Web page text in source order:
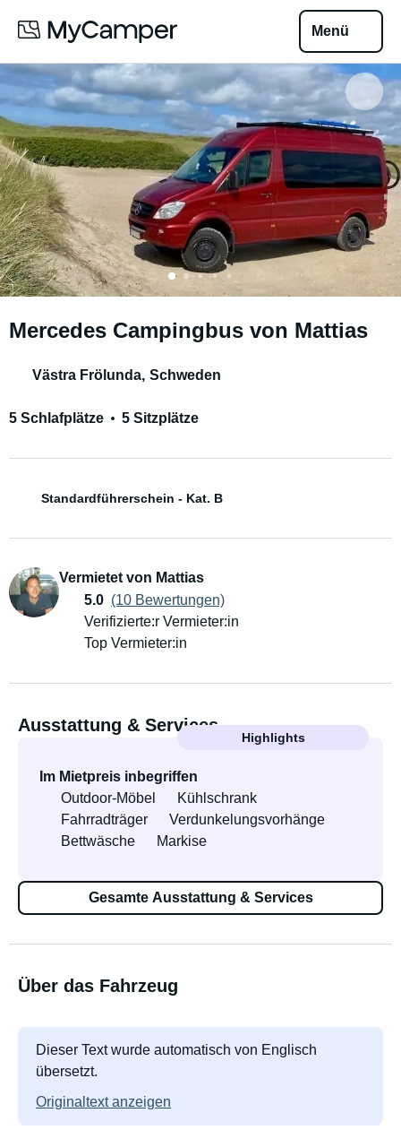
Menü
Mercedes Campingbus von Mattias
Västra Frölunda, Schweden
5 Schlafplätze 5 Sitzplätze
Standardführerschein - Kat. B
Vermietet von Mattias
5.0 (10 Bewertungen)
Verifizierte:r Vermieter:in
Top Vermieter:in
Ausstattung & Services
Highlights
Im Mietpreis inbegriffen
Outdoor-Möbel
Kühlschrank
Fahrradträger
Verdunkelungsvorhänge
Bettwäsche
Markise
Gesamte Ausstattung & Services
Über das Fahrzeug
Dieser Text wurde automatisch von Englisch
übersetzt.
Originaltext anzeigen